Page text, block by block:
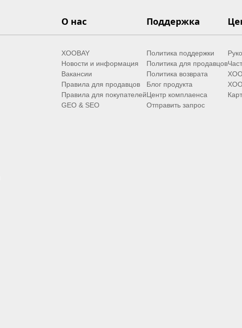
О нас
XOOBAY
Новости и информация
Вакансии
Правила для продавцов
Правила для покупателей
GEO & SEO
Поддержка
Политика поддержки
Политика для продавцов
Политика возврата
Блог продукта
Центр комплаенса
Отправить запрос